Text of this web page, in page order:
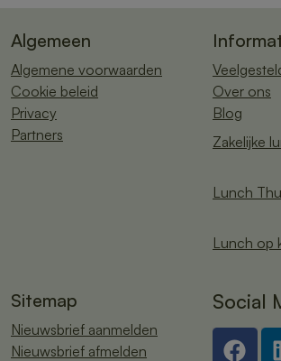
Algemeen
Algemene voorwaarden
Cookie beleid
Privacy
Partners
Over ons
Blog
Zakelijke
Lunch
Lunch op
Sitemap
Nieuwsbrief aanmelden
Nieuwsbrief afmelden
Social